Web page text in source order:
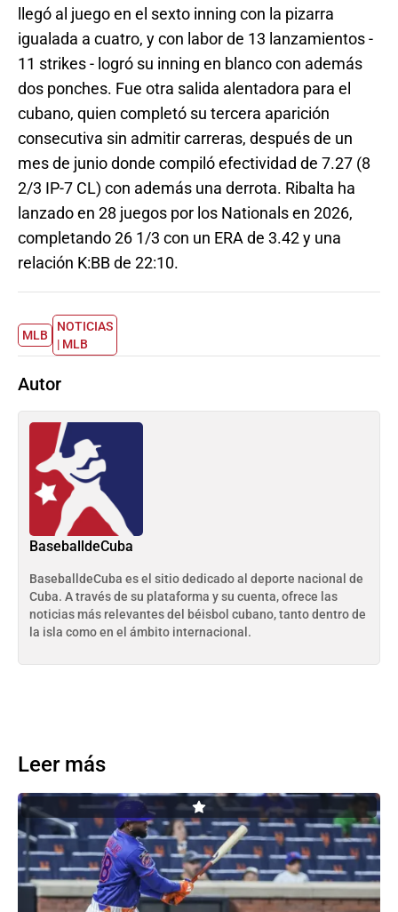
llegó al juego en el sexto inning con la pizarra
igualada a cuatro, y con labor de 13 lanzamientos -
11 strikes - logró su inning en blanco con además
dos ponches. Fue otra salida alentadora para el
cubano, quien completó su tercera aparición
consecutiva sin admitir carreras, después de un
mes de junio donde compiló efectividad de 7.27 (8
2/3 IP-7 CL) con además una derrota. Ribalta ha
lanzado en 28 juegos por los Nationals en 2026,
completando 26 1/3 con un ERA de 3.42 y una
relación K:BB de 22:10.
MLB
NOTICIAS
| MLB
Autor
BaseballdeCuba
BaseballdeCuba es el sitio dedicado al deporte nacional de
Cuba. A través de su plataforma y su cuenta, ofrece las
noticias más relevantes del béisbol cubano, tanto dentro de
la isla como en el ámbito internacional.
Leer más